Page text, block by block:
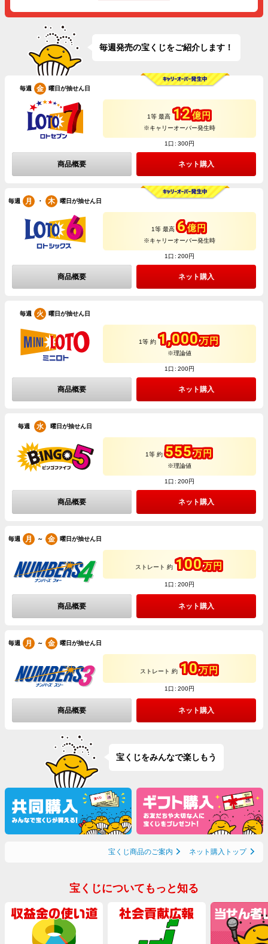
毎週発売の宝くじをご紹介します！
毎週 金 曜日が抽せん日
1等 最高 12億円
※キャリーオーバー発生時
1口 300円
商品概要 ネット購入
毎週 月 ・ 木 曜日が抽せん日
1等 最高 6億円
※キャリーオーバー発生時
1口 200円
商品概要 ネット購入
毎週 火 曜日が抽せん日
1等 約 1,000万円
※理論値
1口 200円
商品概要 ネット購入
毎週 水 曜日が抽せん日
1等 約 555 万円
※理論値
1口 200円
商品概要 ネット購入
毎週 月 ～ 金 曜日が抽せん日
ストレート 約 100万円
1口 200円
商品概要 ネット購入
毎週 月 ～ 金 曜日が抽せん日
ストレート 約 10万円
1口 200円
商品概要 ネット購入
宝くじをみんなで楽しもう
宝くじ商品のご案内 ネット購入トップ
宝くじについてもっと知る